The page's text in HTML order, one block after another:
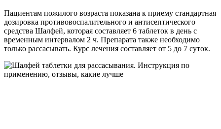
Пациентам пожилого возраста показана к приему стандартная
дозировка противовоспалительного и антисептического
средства Шалфей, которая составляет 6 таблеток в день с
временным интервалом 2 ч. Препарата также необходимо
только рассасывать. Курс лечения составляет от 5 до 7 суток.